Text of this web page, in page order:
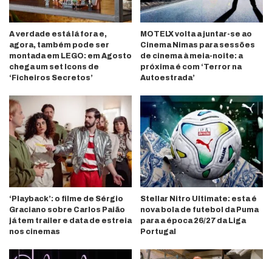
A verdade está lá fora e,
agora, também pode ser
montada em LEGO: em Agosto
chega um set Icons de
‘Ficheiros Secretos’
MOTELX volta a juntar-se ao
Cinema Nimas para sessões
de cinema à meia-noite: a
próxima é com ‘Terror na
Autoestrada’
‘Playback’: o filme de Sérgio
Graciano sobre Carlos Paião
já tem trailer e data de estreia
nos cinemas
Stellar Nitro Ultimate: esta é
nova bola de futebol da Puma
para a época 26/27 da Liga
Portugal